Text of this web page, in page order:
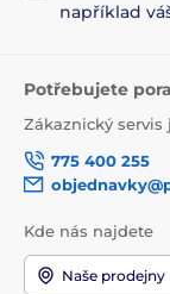
například
Potřebujete
Zákaznický servis
775 400 255
Kde nás najdete
Naše prodejny